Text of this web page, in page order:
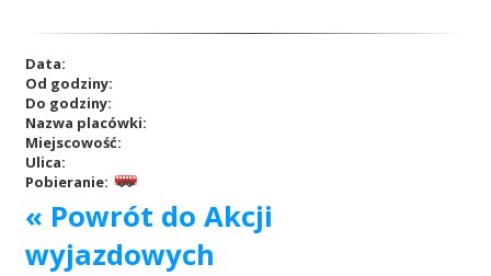
RCKiK
Akcje wyjazdowe
Data:
Od godziny:
Do godziny:
Nazwa placówki:
Miejscowość:
Ulica:
Pobieranie:
« Powrót do Akcji
wyjazdowych